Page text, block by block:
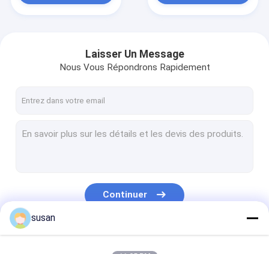
Laisser Un Message
Nous Vous Répondrons Rapidement
Continuer
susan